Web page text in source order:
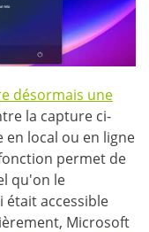
désormais une
la capture ci-
en local ou en ligne
permet de
qu'on le
était accessible
Microsoft